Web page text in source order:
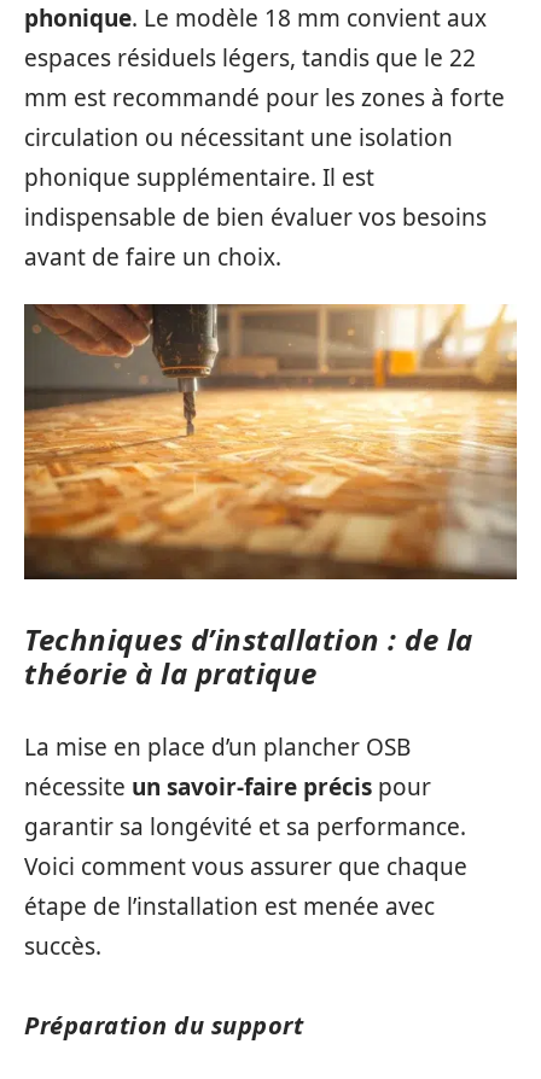
phonique. Le modèle 18 mm convient aux
espaces résiduels légers, tandis que le 22
mm est recommandé pour les zones à forte
circulation ou nécessitant une isolation
phonique supplémentaire. Il est
indispensable de bien évaluer vos besoins
avant de faire un choix.
Techniques d’installation : de la
théorie à la pratique
La mise en place d’un plancher OSB
nécessite un savoir-faire précis pour
garantir sa longévité et sa performance.
Voici comment vous assurer que chaque
étape de l’installation est menée avec
succès.
Préparation du support